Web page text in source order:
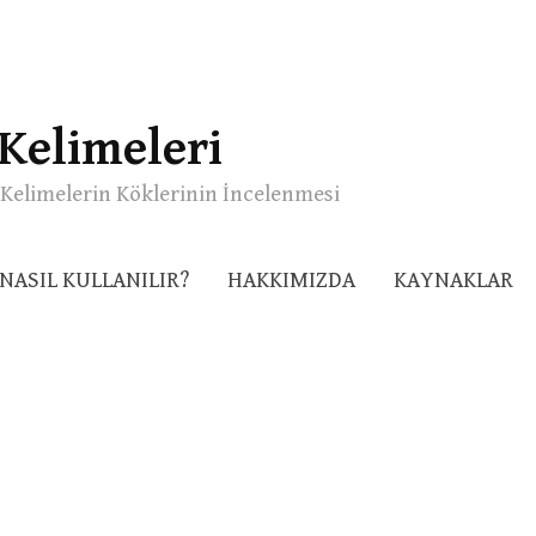
Kelimelerin Köklerinin İncelenmesi
NASIL KULLANILIR? HAKKIMIZDA KAYNAKLAR